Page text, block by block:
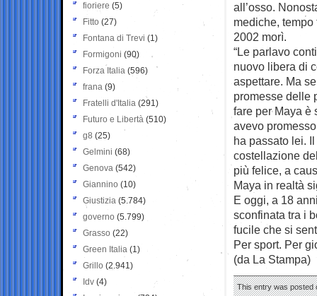
all’osso.
mediche, tempo
2002 morì.
“Le parlavo
nuovo libera di
aspettare. Ma
promesse delle
fare per Maya è
avevo
ha passato lei.
costellazione
più felice, a
Maya in realtà
E oggi, a 18
sconfinata tra i
fucile che si
Per sport. Per
(da La Stampa)
This entry was posted
fioriere (5)
Fitto (27)
Fontana di Trevi (1)
Formigoni (90)
Forza Italia (596)
frana (9)
Fratelli d'Italia (291)
Futuro e Libertà (510)
g8 (25)
Gelmini (68)
Genova (542)
Giannino (10)
Giustizia (5.784)
governo (5.799)
Grasso (22)
Green Italia (1)
Grillo (2.941)
Idv (4)